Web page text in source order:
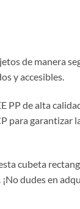
de manera
y accesibles.
PP de alta
para garantizar
cubeta
dudes en